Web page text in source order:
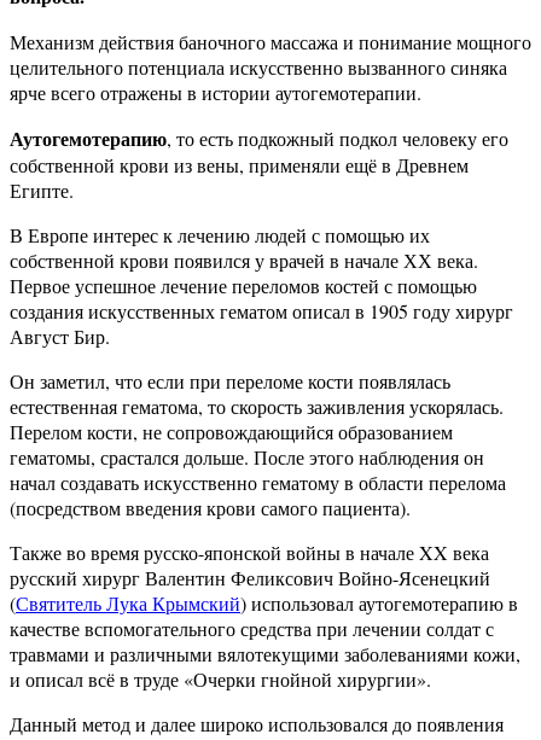
Механизм действия баночного массажа и понимание мощного
целительного потенциала искусственно вызванного синяка
ярче всего отражены в истории аутогемотерапии.
Аутогемотерапию, то есть подкожный подкол человеку его
собственной крови из вены, применяли ещё в Древнем
Египте.
В Европе интерес к лечению людей с помощью их
собственной крови появился у врачей в начале ХХ века.
Первое успешное лечение переломов костей с помощью
создания искусственных гематом описал в 1905 году хирург
Август Бир.
Он заметил, что если при переломе кости появлялась
естественная гематома, то скорость заживления ускорялась.
Перелом кости, не сопровождающийся образованием
гематомы, срастался дольше. После этого наблюдения он
начал создавать искусственно гематому в области перелома
(посредством введения крови самого пациента).
Также во время русско-японской войны в начале XX века
русский хирург Валентин Феликсович Войно-Ясенецкий
(Святитель Лука Крымский) использовал аутогемотерапию в
качестве вспомогательного средства при лечении солдат с
травмами и различными вялотекущими заболеваниями кожи,
и описал всё в труде «Очерки гнойной хирургии».
Данный метод и далее широко использовался до появления